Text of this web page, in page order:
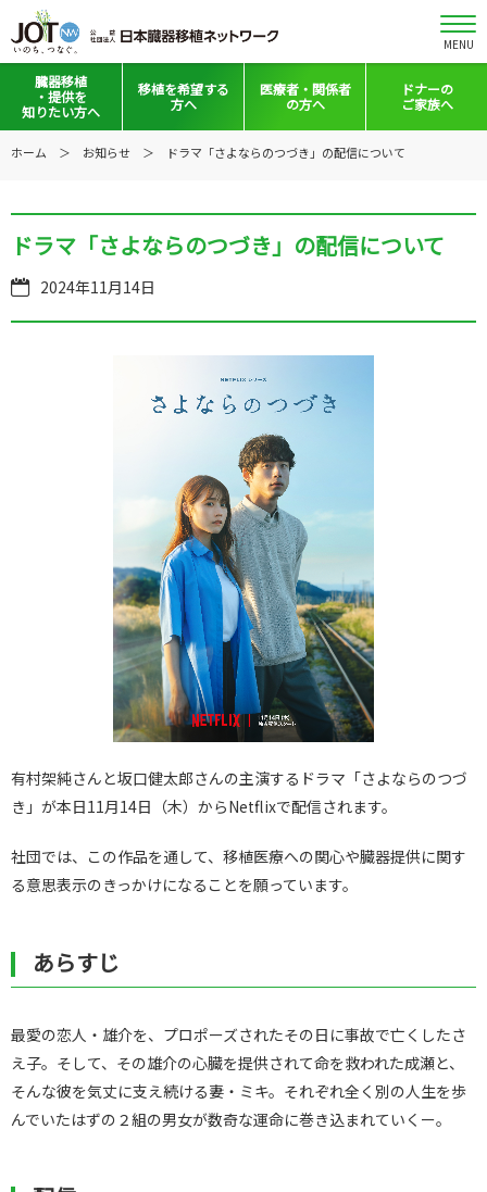
MENU
臓器移植
・提供を
知りたい方へ
移植と提供とは
日本の移植事情
手記・映像ライブラリー
普及啓発グッズ
全国のイベント・活動情報
移植を希望する
方へ
移植希望登録をお考えの方へ
医療者・ 関係者
の方へ
医療者向けお知らせ
会員の皆さまへ
法令集&マニュアル
映像ギャラリー
コーディネーター向けログイン
ドナーの
ご家族へ
ホーム お知らせ ドラマ「さよならのつづき」の配信について
ドラマ「さよならのつづき」の配信について
2024年11月14日
有村架純さんと坂口健太郎さんの主演するドラマ「さよならのつづ
き」が本日11月14日（木）からNetflixで配信されます。
社団では、この作品を通して、移植医療への関心や臓器提供に関す
る意思表示のきっかけになることを願っています。
あらすじ
最愛の恋人・雄介を、プロポーズされたその日に事故で亡くしたさ
え子。そして、その雄介の心臓を提供されて命を救われた成瀬と、
そんな彼を気丈に支え続ける妻・ミキ。それぞれ全く別の人生を歩
んでいたはずの２組の男女が数奇な運命に巻き込まれていくー。